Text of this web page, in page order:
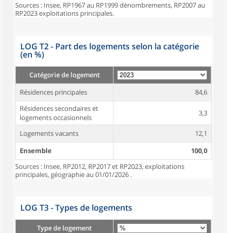
Sources : Insee, RP1967 au RP1999 dénombrements, RP2007 au
RP2023 exploitations principales.
LOG T2 - Part des logements selon la catégorie
(en %)
Catégorie de logement
Résidences principales
84,6
Résidences secondaires et
logements occasionnels
3,3
Logements vacants
12,1
Ensemble
100,0
Sources : Insee, RP2012, RP2017 et RP2023, exploitations
principales, géographie au 01/01/2026 .
LOG T3 - Types de logements
Type de logement